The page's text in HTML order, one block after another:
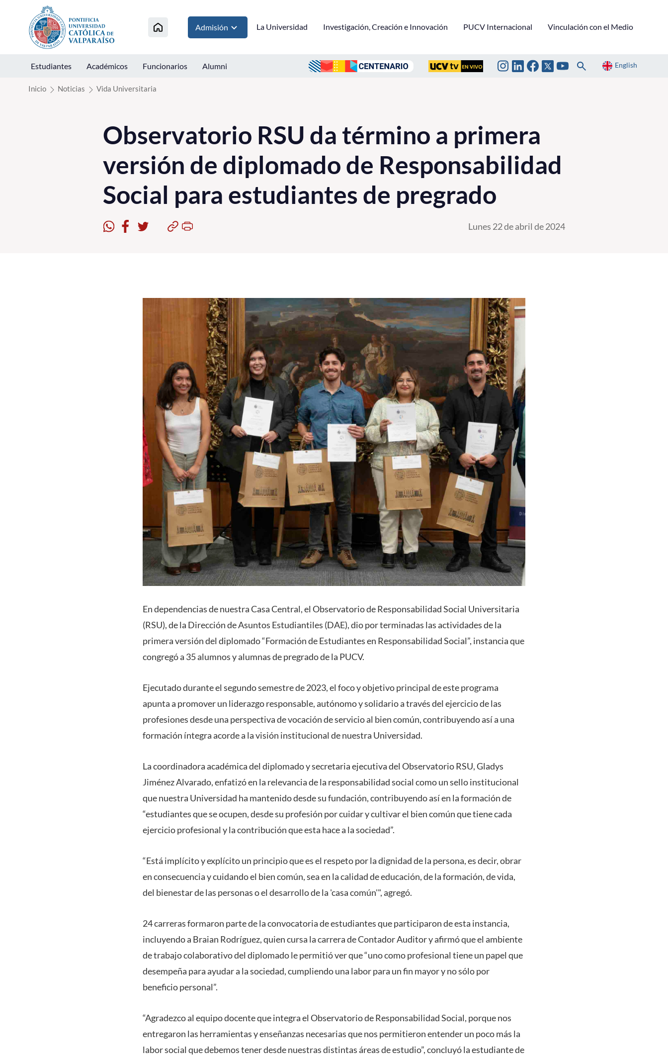
Click acá para ir directamente al contenido
Admisión La Universidad Investigación, Creación e Innovación PUCV Internacional Vinculación con el Medio
Estudiantes Académicos Funcionarios Alumni English
Inicio Noticias Vida Universitaria
Observatorio RSU da término a primera
versión de diplomado de Responsabilidad
Social para estudiantes de pregrado
Lunes 22 de abril de 2024
En dependencias de nuestra Casa Central, el Observatorio de Responsabilidad Social Universitaria
(RSU), de la Dirección de Asuntos Estudiantiles (DAE), dio por terminadas las actividades de la
primera versión del diplomado “Formación de Estudiantes en Responsabilidad Social”, instancia que
congregó a 35 alumnos y alumnas de pregrado de la PUCV.
Ejecutado durante el segundo semestre de 2023, el foco y objetivo principal de este programa
apunta a promover un liderazgo responsable, autónomo y solidario a través del ejercicio de las
profesiones desde una perspectiva de vocación de servicio al bien común, contribuyendo así a una
formación íntegra acorde a la visión institucional de nuestra Universidad.
La coordinadora académica del diplomado y secretaria ejecutiva del Observatorio RSU, Gladys
Jiménez Alvarado, enfatizó en la relevancia de la responsabilidad social como un sello institucional
que nuestra Universidad ha mantenido desde su fundación, contribuyendo así en la formación de
“estudiantes que se ocupen, desde su profesión por cuidar y cultivar el bien común que tiene cada
ejercicio profesional y la contribución que esta hace a la sociedad”.
“Está implícito y explícito un principio que es el respeto por la dignidad de la persona, es decir, obrar
en consecuencia y cuidando el bien común, sea en la calidad de educación, de la formación, de vida,
del bienestar de las personas o el desarrollo de la 'casa común'", agregó.
24 carreras formaron parte de la convocatoria de estudiantes que participaron de esta instancia,
incluyendo a Braian Rodríguez, quien cursa la carrera de Contador Auditor y afirmó que el ambiente
de trabajo colaborativo del diplomado le permitió ver que “uno como profesional tiene un papel que
desempeña para ayudar a la sociedad, cumpliendo una labor para un fin mayor y no sólo por
beneficio personal”.
“Agradezco al equipo docente que integra el Observatorio de Responsabilidad Social, porque nos
entregaron las herramientas y enseñanzas necesarias que nos permitieron entender un poco más la
labor social que debemos tener desde nuestras distintas áreas de estudio”, concluyó la estudiante de